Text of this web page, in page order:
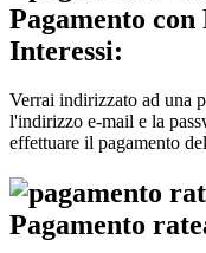
Pagamento
Interessi:
Verrai indirizzato ad una
l'indirizzo e-mail e la
effettuare il pagamento
Pagamento